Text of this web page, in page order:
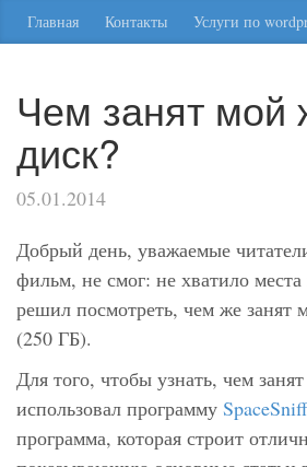
Главная Контакты Услуги по
Чем занят мой
диск?
05.01.2014
Добрый день, уважаемые
фильм, не смог: не хватило
решил посмотреть, чем же занят
(250 ГБ).
Для того, чтобы узнать, чем
использовал программу
программа, которая строит